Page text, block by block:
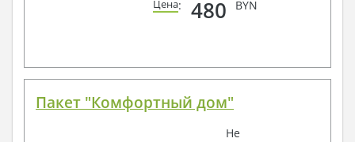
Цена: 480 BYN
Пакет "Комфортный дом"
Не